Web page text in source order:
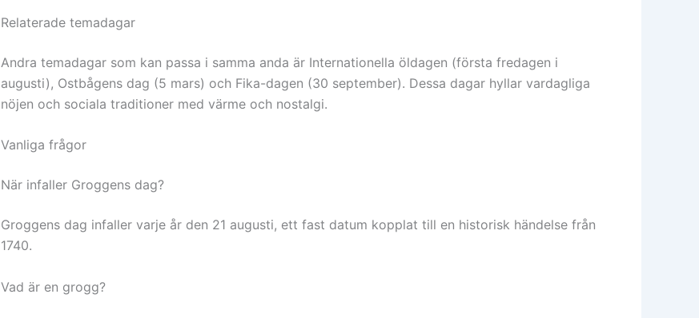
Relaterade temadagar
Andra temadagar som kan passa i samma anda är Internationella öldagen (första fredagen i
augusti), Ostbågens dag (5 mars) och Fika-dagen (30 september). Dessa dagar hyllar vardagliga
nöjen och sociala traditioner med värme och nostalgi.
Vanliga frågor
När infaller Groggens dag?
Groggens dag infaller varje år den 21 augusti, ett fast datum kopplat till en historisk händelse från
1740.
Vad är en grogg?